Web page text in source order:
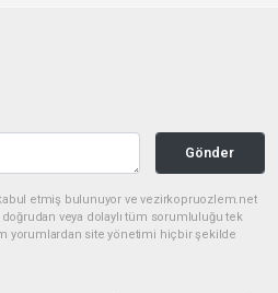
Gönder
etmiş bulunuyor ve vezirkopruozlem.net
veya dolaylı tüm sorumluluğu tek
yorumlardan site yönetimi hiçbir şekilde